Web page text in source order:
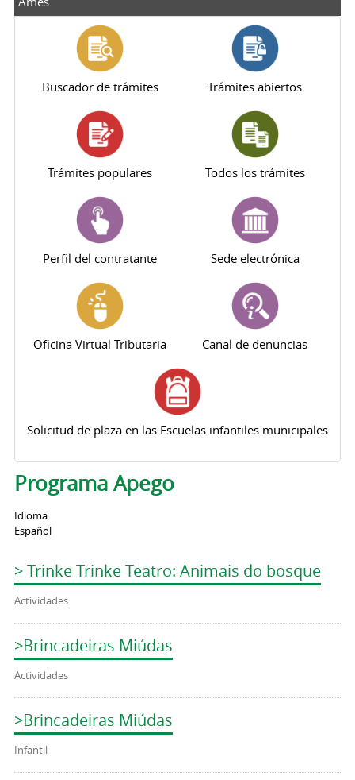
Buscador de trámites Trámites abiertos
Trámites populares Todos los trámites
Perfil del contratante Sede electrónica
Oficina Virtual Tributaria Canal de denuncias
Solicitud de plaza en las Escuelas infantiles municipales
Programa Apego
Idioma
Español
> Trinke Trinke Teatro: Animais do bosque
Actividades
>Brincadeiras Miúdas
Actividades
>Brincadeiras Miúdas
Infantil